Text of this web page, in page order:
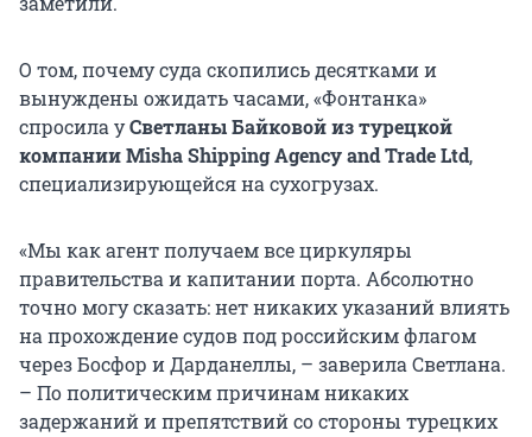
О том, почему суда скопились десятками и
вынуждены ожидать часами, «Фонтанка»
спросила уСветланы Байковой из турецкой
компании Misha Shipping Agency and Trade Ltd,
специализирующейся на сухогрузах.
«Мы как агент получаем все циркуляры
правительства и капитании порта. Абсолютно
точно могу сказать: нет никаких указаний влиять
на прохождение судов под российским флагом
через Босфор и Дарданеллы, – заверила Светлана.
– По политическим причинам никаких
задержаний и препятствий со стороны турецких